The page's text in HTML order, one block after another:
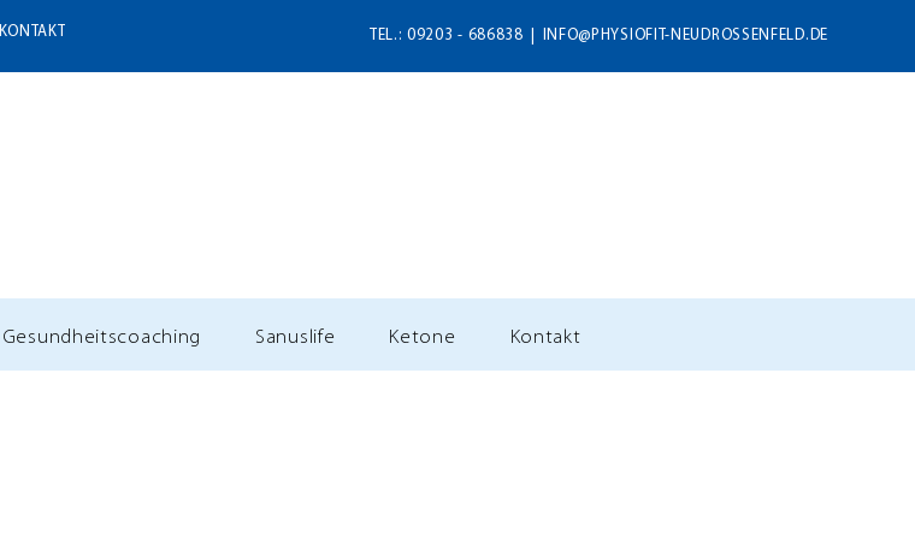
KONTAKT TEL.: 09203 - 686838 INFO@PHYSIOFIT-NEUDROSSENFELD.DE
Gesundheitscoaching Sanuslife Ketone Kontakt